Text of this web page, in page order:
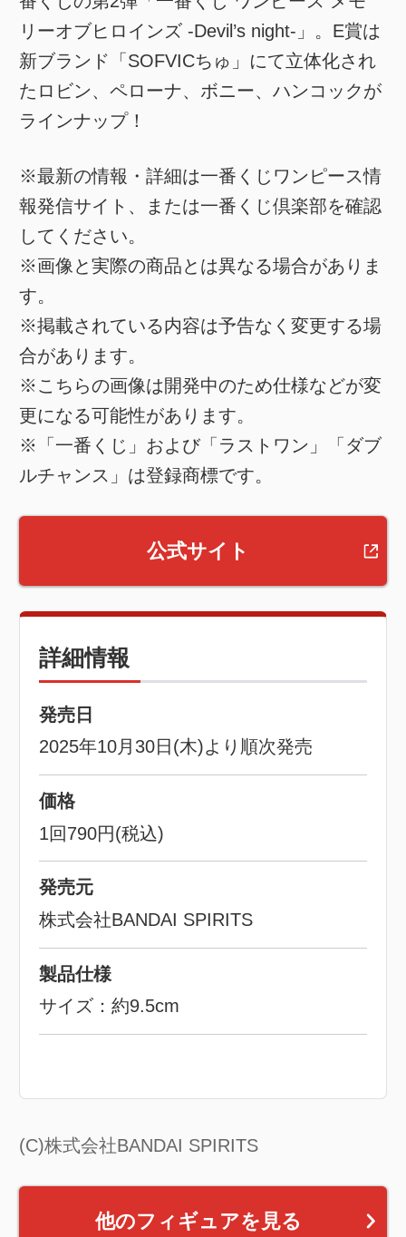
リーオブヒロインズ -Devil’s night-」。E賞は
新ブランド「SOFVICちゅ」にて立体化され
たロビン、ペローナ、ボニー、ハンコックが
ラインナップ！
※最新の情報・詳細は一番くじワンピース情
報発信サイト、または一番くじ倶楽部を確認
してください。
※画像と実際の商品とは異なる場合がありま
す。
※掲載されている内容は予告なく変更する場
合があります。
※こちらの画像は開発中のため仕様などが変
更になる可能性があります。
※「一番くじ」および「ラストワン」「ダブ
ルチャンス」は登録商標です。
公式サイト
詳細情報
発売日
2025年10月30日(木)より順次発売
価格
1回790円(税込)
発売元
株式会社BANDAI SPIRITS
製品仕様
サイズ：約9.5cm
(C)株式会社BANDAI SPIRITS
他のフィギュアを見る